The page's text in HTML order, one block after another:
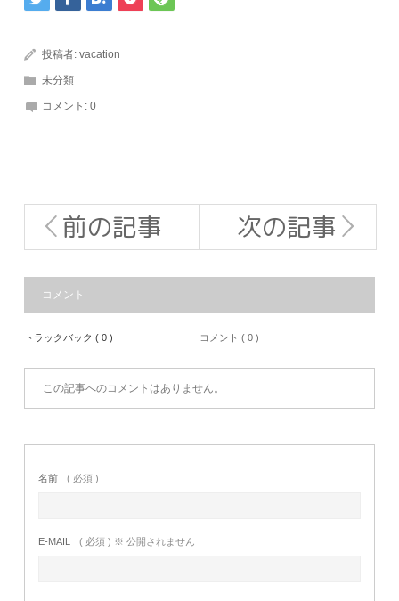
投稿者:vacation
未分類
コメント:0
前の記事 次の記事
コメント
トラックバック ( 0 ) コメント ( 0 )
この記事へのコメントはありません。
名前 ( 必須 )
E-MAIL ( 必須 ) ※ 公開されません